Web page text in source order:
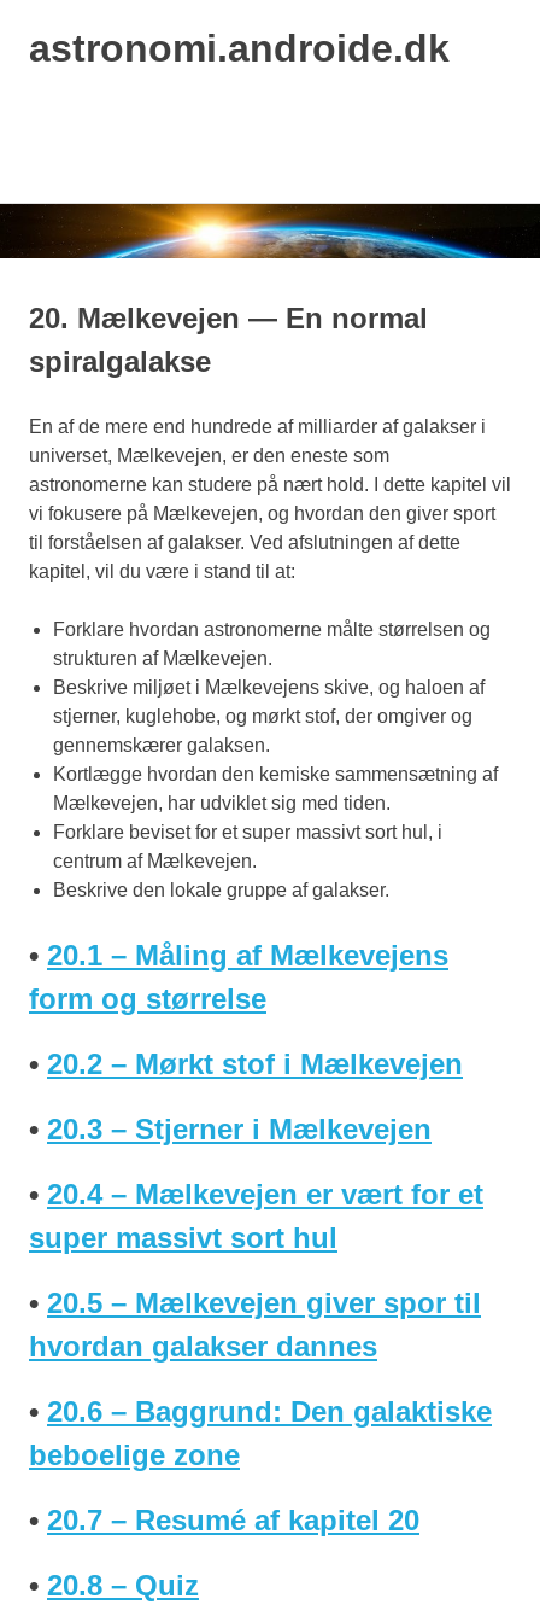
Skip
astronomi.androide.dk
20. Mælkevejen — En normal
spiralgalakse
En af de mere end hundrede af milliarder af galakser i
universet, Mælkevejen, er den eneste som
astronomerne kan studere på nært hold. I dette kapitel vil
vi fokusere på Mælkevejen, og hvordan den giver sport
til forståelsen af galakser. Ved afslutningen af dette
kapitel, vil du være i stand til at:
Forklare hvordan astronomerne målte størrelsen og
strukturen af Mælkevejen.
Beskrive miljøet i Mælkevejens skive, og haloen af
stjerner, kuglehobe, og mørkt stof, der omgiver og
gennemskærer galaksen.
Kortlægge hvordan den kemiske sammensætning af
Mælkevejen, har udviklet sig med tiden.
Forklare beviset for et super massivt sort hul, i
centrum af Mælkevejen.
Beskrive den lokale gruppe af galakser.
• 20.1 – Måling af Mælkevejens
form og størrelse
• 20.2 – Mørkt stof i Mælkevejen
• 20.3 – Stjerner i Mælkevejen
• 20.4 – Mælkevejen er vært for et
super massivt sort hul
• 20.5 – Mælkevejen giver spor til
hvordan galakser dannes
• 20.6 – Baggrund: Den galaktiske
beboelige zone
• 20.7 – Resumé af kapitel 20
• 20.8 – Quiz